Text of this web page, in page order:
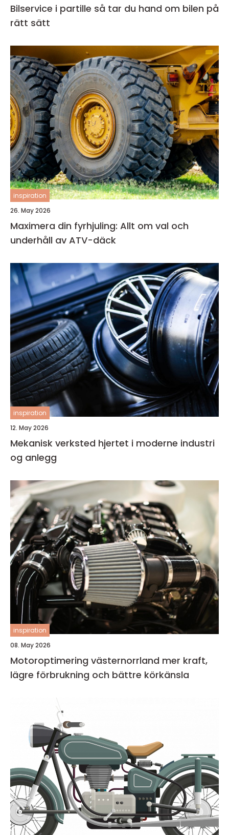
Bilservice i partille så tar du hand om bilen på
rätt sätt
inspiration
26. May 2026
Maximera din fyrhjuling: Allt om val och
underhåll av ATV-däck
inspiration
12. May 2026
Mekanisk verksted hjertet i moderne industri
og anlegg
inspiration
08. May 2026
Motoroptimering västernorrland mer kraft,
lägre förbrukning och bättre körkänsla